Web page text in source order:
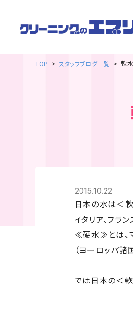
TOP スタッフブログ一覧 軟
2015.10.22
日本の水は＜
イタリア、フラ
≪硬水≫とは、
（ヨーロッパ
では日本の＜